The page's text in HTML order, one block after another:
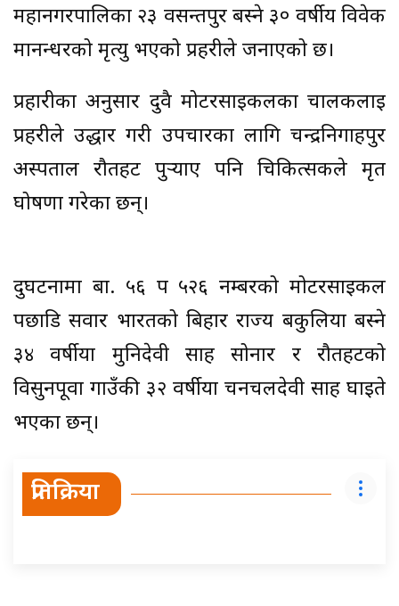
महानगरपालिका २३ वसन्तपुर बस्ने ३० वर्षीय विवेक
मानन्धरको मृत्यु भएको प्रहरीले जनाएको छ।
प्रहारीका अनुसार दुवै मोटरसाइकलका चालकलाई
प्रहरीले उद्धार गरी उपचारका लागि चन्द्रनिगाहपुर
अस्पताल रौतहट पुर्‍याए पनि चिकित्सकले मृत
घोषणा गरेका छन्।
दुर्घटनामा बा. ५६ प ५२६ नम्बरको मोटरसाइकल
पछाडि सवार भारतको बिहार राज्य बकुलिया बस्ने
३४ वर्षीया मुनिदेवी साह सोनार र रौतहटको
विसुनपूर्वा गाउँकी ३२ वर्षीया चनचलदेवी साह घाइते
भएका छन्।
प्रतिक्रिया